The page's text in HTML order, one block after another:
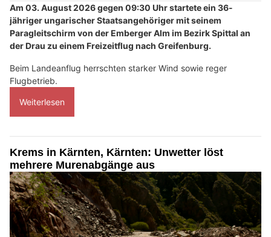
Am 03. August 2026 gegen 09:30 Uhr startete ein 36-
jähriger ungarischer Staatsangehöriger mit seinem
Paragleitschirm von der Emberger Alm im Bezirk Spittal an
der Drau zu einem Freizeitflug nach Greifenburg.
Beim Landeanflug herrschten starker Wind sowie reger
Flugbetrieb.
Weiterlesen
Krems in Kärnten, Kärnten: Unwetter löst
mehrere Murenabgänge aus